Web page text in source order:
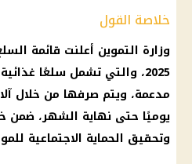
خلاصة القول
وزارة التموين أعلنت قائمة
2025، والتي تشمل سلعًا
مدعمة، ويتم صرفها من خلال
يوميًا حتى نهاية الشهر، ضمن
وتحقيق الحماية الاجتماعية